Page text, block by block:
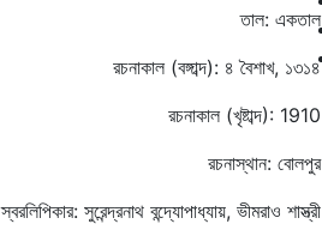
তাল: একতাল
রচনাকাল (বঙ্গাব্দ): ৪ বৈশাখ, ১৩১৪
রচনাকাল (খৃষ্টাব্দ): 1910
রচনাস্থান: বোলপুর
স্বরলিপিকার: সুরেন্দ্রনাথ বন্দ্যোপাধ্যায়, ভীমরাও শাস্ত্রী